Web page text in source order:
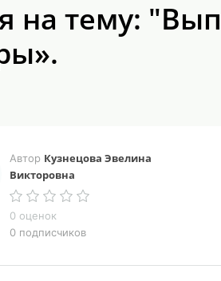
на тему:
Автор Кузнецова Эвелина
Викторовна
0 оценок
0 подписчиков